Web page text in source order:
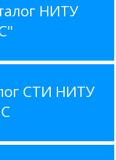
НИТУ
СТИ НИТУ